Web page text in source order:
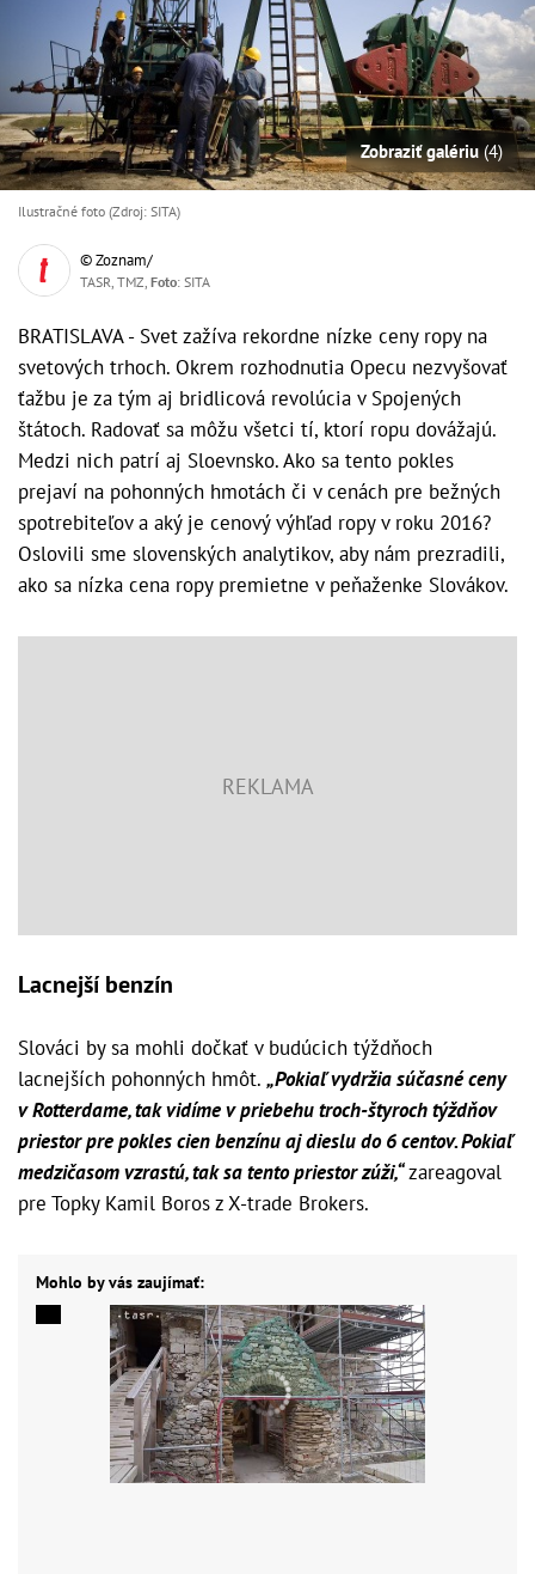
Zobraziť galériu(4)
Ilustračné foto (Zdroj: SITA)
© Zoznam/
TASR, TMZ, Foto: SITA
BRATISLAVA - Svet zažíva rekordne nízke ceny ropy na
svetových trhoch. Okrem rozhodnutia Opecu nezvyšovať
ťažbu je za tým aj bridlicová revolúcia v Spojených
štátoch. Radovať sa môžu všetci tí, ktorí ropu dovážajú.
Medzi nich patrí aj Sloevnsko. Ako sa tento pokles
prejaví na pohonných hmotách či v cenách pre bežných
spotrebiteľov a aký je cenový výhľad ropy v roku 2016?
Oslovili sme slovenských analytikov, aby nám prezradili,
ako sa nízka cena ropy premietne v peňaženke Slovákov.
Lacnejší benzín
Slováci by sa mohli dočkať v budúcich týždňoch
lacnejších pohonných hmôt. „Pokiaľ vydržia súčasné ceny
v Rotterdame, tak ​vidíme v priebehu troch-štyroch týždňov
priestor pre pokles cien benzínu aj dieslu do 6 centov. Pokiaľ
medzičasom vzrastú, tak sa tento priestor zúži,“zareagoval
pre Topky Kamil Boros z X-trade Brokers.
Mohlo by vás zaujímať: